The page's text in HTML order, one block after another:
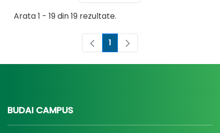
Arata 1 - 19 din 19 rezultate.
Pagina
1
BUDAI CAMPUS